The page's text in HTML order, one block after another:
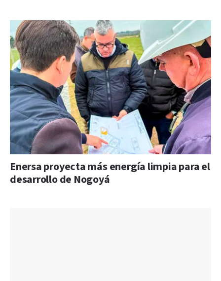
Enersa proyecta más energía limpia para el
desarrollo de Nogoyá